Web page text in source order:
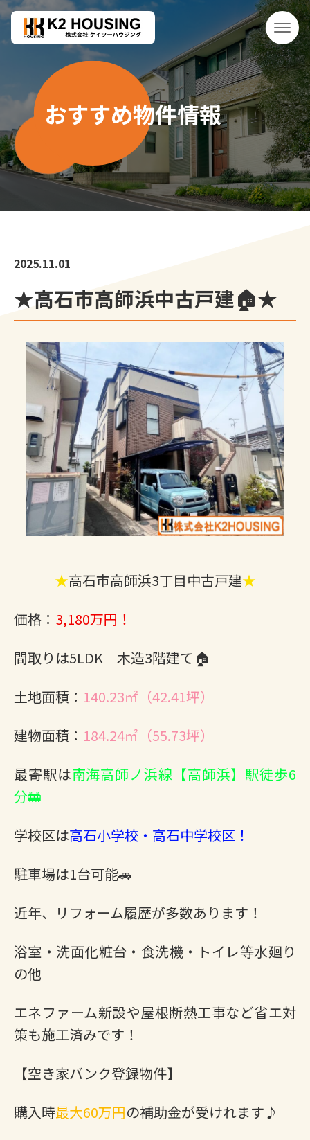
おすすめ物件情報
2025.11.01
★高石市高師浜中古戸建🏠★
★高石市高師浜3丁目中古戸建★
価格： 3,180万円！
間取りは5LDK 木造3階建て🏠
土地面積： 140.23㎡（42.41坪）
建物面積： 184.24㎡（55.73坪）
最寄駅は南海高師ノ浜線【高師浜】駅徒歩6
分🚋
学校区は高石小学校・高石中学校区！
駐車場は1台可能🚗
近年、リフォーム履歴が多数あります！
浴室・洗面化粧台・食洗機・トイレ等水廻り
の他
エネファーム新設や屋根断熱工事など省エ対
策も施工済みです！
【空き家バンク登録物件】
購入時最大60万円の補助金が受けれます♪